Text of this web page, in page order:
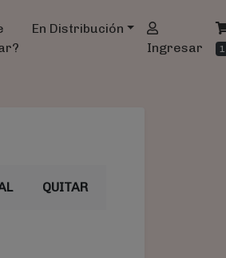
En Distribución
Ingresar
1
QUITAR